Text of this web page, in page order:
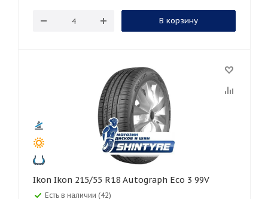
В корзину
Ikon Ikon 215/55 R18 Autograph Eco 3 99V
Есть в наличии (42)